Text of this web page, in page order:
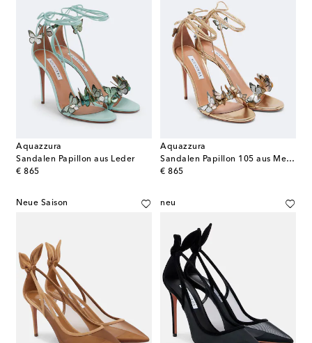
Aquazzura
Sandalen Papillon aus Leder
€ 865
original price
Aquazzura
Sandalen Papillon 105 aus Metallic-Leder
€ 865
original price
Neue Saison neu